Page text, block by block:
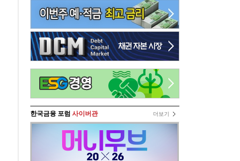
한국금융 포럼 사이버관 더보기